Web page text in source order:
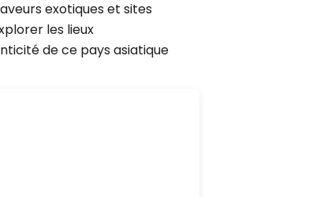
exotiques et sites
les lieux
de ce pays asiatique